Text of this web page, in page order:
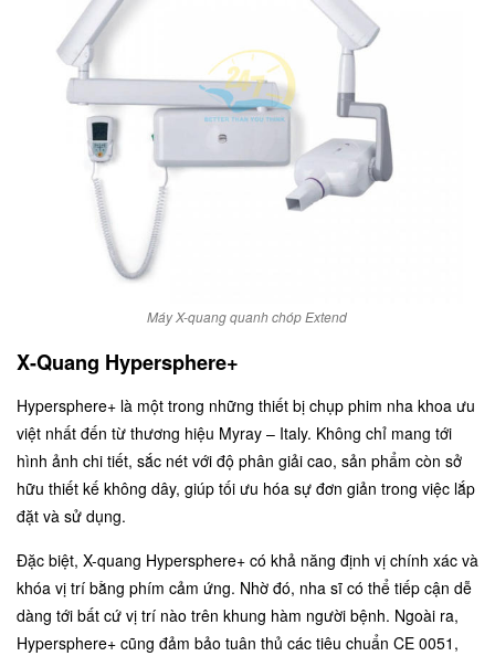
Máy X-quang quanh chóp Extend
X-Quang Hypersphere+
Hypersphere+ là một trong những thiết bị chụp phim nha khoa ưu
việt nhất đến từ thương hiệu Myray – Italy. Không chỉ mang tới
hình ảnh chi tiết, sắc nét với độ phân giải cao, sản phẩm còn sở
hữu thiết kế không dây, giúp tối ưu hóa sự đơn giản trong việc lắp
đặt và sử dụng.
Đặc biệt, X-quang Hypersphere+ có khả năng định vị chính xác và
khóa vị trí bằng phím cảm ứng. Nhờ đó, nha sĩ có thể tiếp cận dễ
dàng tới bất cứ vị trí nào trên khung hàm người bệnh. Ngoài ra,
Hypersphere+ cũng đảm bảo tuân thủ các tiêu chuẩn CE 0051,